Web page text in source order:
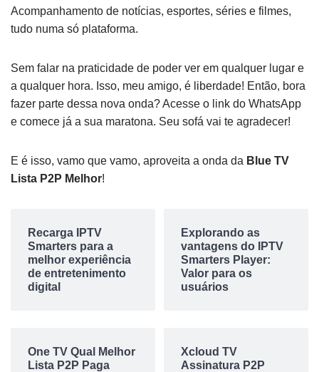
Acompanhamento de notícias, esportes, séries e filmes,
tudo numa só plataforma.
Sem falar na praticidade de poder ver em qualquer lugar e
a qualquer hora. Isso, meu amigo, é liberdade! Então, bora
fazer parte dessa nova onda? Acesse o link do WhatsApp
e comece já a sua maratona. Seu sofá vai te agradecer!
E é isso, vamo que vamo, aproveita a onda da Blue TV
Lista P2P Melhor!
Recarga IPTV
Smarters para a
melhor experiência
de entretenimento
digital
Explorando as
vantagens do IPTV
Smarters Player:
Valor para os
usuários
One TV Qual Melhor
Lista P2P Paga
Xcloud TV
Assinatura P2P